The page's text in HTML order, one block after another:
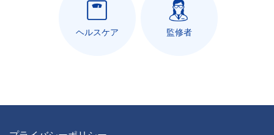
ヘルスケア 監修者